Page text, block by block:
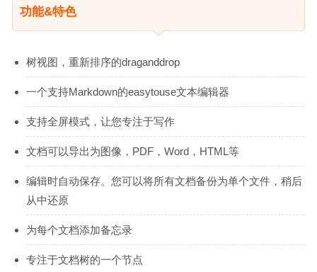
功能&特色
树视图，重新排序的draganddrop
一个支持Markdown的easytouse文本编辑器
支持全屏模式，让您专注于写作
文档可以导出为图像，PDF，Word，HTML等
编辑时自动保存。您可以将所有文档备份为单个文件，稍后
从中还原
为每个文档添加备忘录
专注于文档树的一个节点